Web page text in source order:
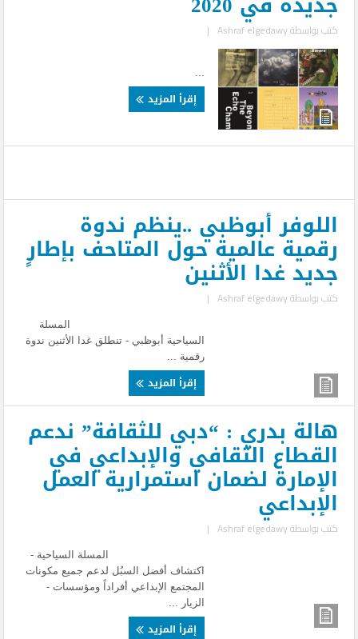
كتب بواسطةAshraf elgedawy
|
إقرأ المزيد
اللوفر أبوظبي ..ينظم ندوة
رقمية عالمية حول المتاحف بإطارٍ
جديد غدا الأثنين
كتب بواسطةAshraf elgedawy
|
المسلة
السياحية أبوظبي - تنطلق غدا الأثنين ندوة
رقمية ...
إقرأ المزيد
هالة بدري : “دبي للثقافة” ندعم
القطاع الثقافي والإبداعي في
الإمارة لضمان استمرارية العمل
الإبداعي
كتب بواسطةAshraf elgedawy
|
المسلة السياحية -
اكتشاف أفضل السبُل لدعم جميع مكونات
المجتمع الإبداعي أفراداً ومؤسسات -
الزيار ...
إقرأ المزيد